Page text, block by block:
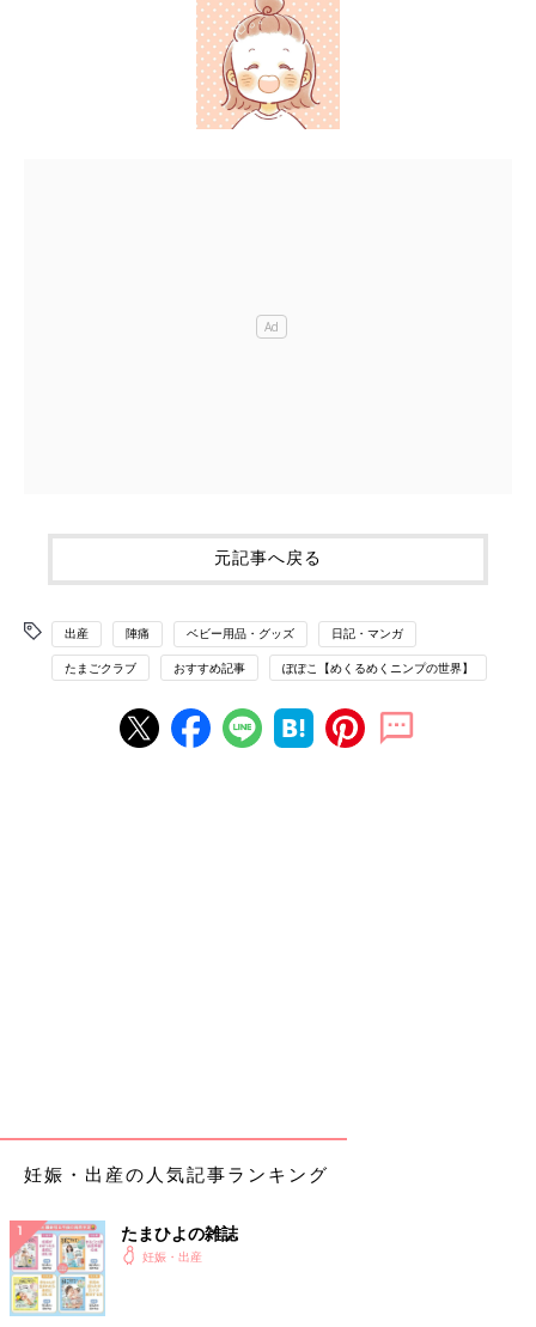
元記事へ戻る
出産 陣痛 ベビー用品・グッズ 日記・マンガ
たまごクラブ おすすめ記事 ぽぽこ【めくるめくニンプの世界】
妊娠・出産の人気記事ランキング
たまひよの雑誌
妊娠・出産